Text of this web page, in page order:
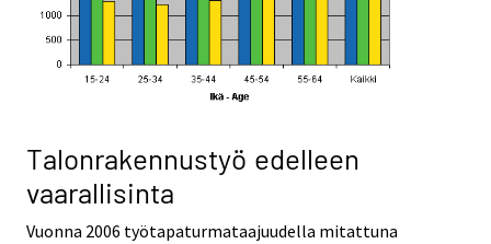
Talonrakennustyö edelleen
vaarallisinta
Vuonna 2006 työtapaturmataajuudella mitattuna